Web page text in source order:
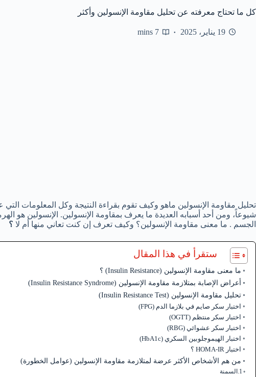
كل ما تحتاج معرفته عن تحليل مقاومة الإنسولين وأكثر
19 يناير، 2025 7 mins
تحليل مقاومة الإنسولين ماهو وكيف تقوم بقراءة النتيجة وكل المعلومات
شيوعاً، ومن أحد أسبابه العديدة ما يعرف بمقاومة الإنسولين. الإنسولين هو
الجسم . ما معنى مقاومة الإنسولين؟ وكيف تعرف إن كنت تعاني منها أم لا ؟
ستقرأ في هذا المقال
ما معنى مقاومة الإنسولين (Insulin Resistance) ؟
أعراض الإصابة بمتلازمة مقاومة الإنسولين (Insulin Resistance Syndrome)
تحليل مقاومة الإنسولين (Insulin Resistance Test)
اختبار سكر صايم في بلازما الدم (FPG)
اختبار سكر منتظم (OGTT)
اختبار سكر عشوائي (RBG)
اختبار الهيموجلوبين السكري (HbA1c)
اختبار HOMA-IR ؟
من هم الأشخاص الأكثر عرضة لمتلازمة مقاومة الإنسولين (عوامل الخطورة)
1.السمنة